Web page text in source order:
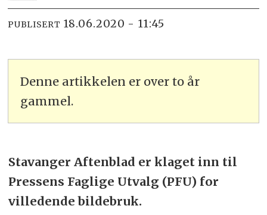
PUBLISERT 18.06.2020 - 11:45
Denne artikkelen er over to år
gammel.
Stavanger Aftenblad er klaget inn til
Pressens Faglige Utvalg (PFU) for
villedende bildebruk.